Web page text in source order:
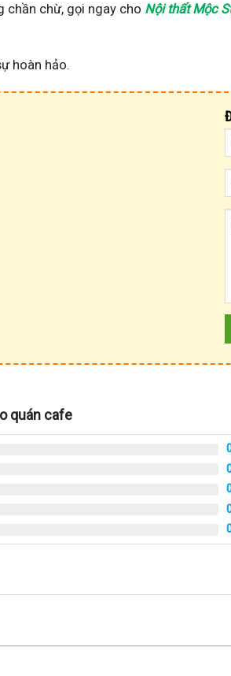
chần chừ, gọi ngay cho Nội thất Mộc
hoàn hảo.
quán cafe